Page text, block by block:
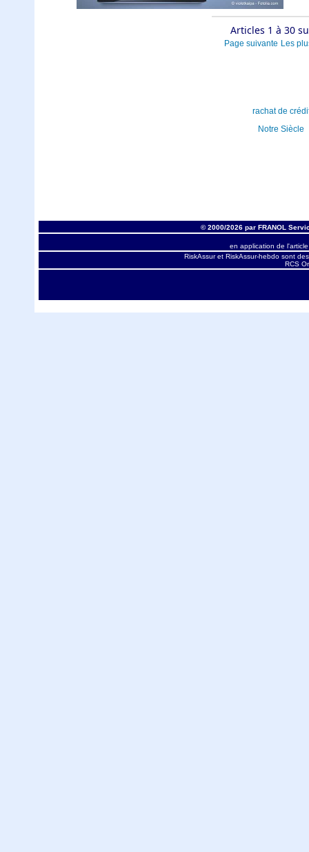
Articles 1 à 30
Page suivante Les
rachat de
Notre Siècle
© 2000/2026 par FRANOL
en application de
RiskAssur et RiskAssur-hebdo sont
RCS